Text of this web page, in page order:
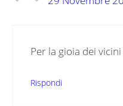
Per la gioia dei vicini
Rispondi